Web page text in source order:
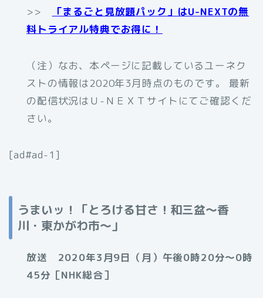
>>
「まるごと見放題パック」はU-NEXTの無
料トライアル特典でお得に！
（注）なお、本ページに記載しているユーネク
ストの情報は2020年3月時点のものです。 最新
の配信状況はＵ-ＮＥＸＴサイトにてご確認くだ
さい。
[ad#ad-1]
うまいッ！「とろける甘さ！和三盆～香
川・東かがわ市～」
放送 2020年3月9日（月）午後0時20分～0時
45分［NHK総合］